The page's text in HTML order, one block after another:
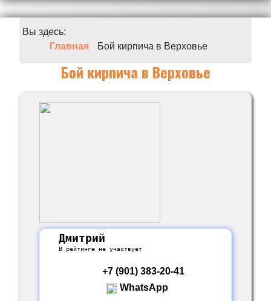
Вы здесь:
Главная
Бой кирпича в Верховье
Бой кирпича в Верховье
Дмитрий
В рейтинге не участвует
+7 (901) 383-20-41
WhatsApp